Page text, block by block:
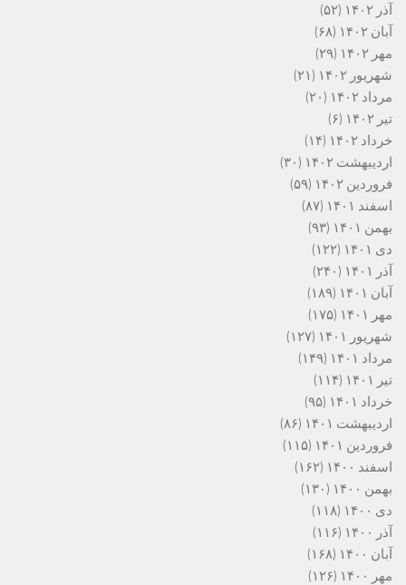
آذر ۱۴۰۲
(۵۲)
آبان ۱۴۰۲
(۶۸)
مهر ۱۴۰۲
(۲۹)
شهریور ۱۴۰۲
(۲۱)
مرداد ۱۴۰۲
(۲۰)
تیر ۱۴۰۲
(۶)
خرداد ۱۴۰۲
(۱۴)
اردیبهشت ۱۴۰۲
(۳۰)
فروردین ۱۴۰۲
(۵۹)
اسفند ۱۴۰۱
(۸۷)
بهمن ۱۴۰۱
(۹۳)
دی ۱۴۰۱
(۱۲۲)
آذر ۱۴۰۱
(۲۴۰)
آبان ۱۴۰۱
(۱۸۹)
مهر ۱۴۰۱
(۱۷۵)
شهریور ۱۴۰۱
(۱۲۷)
مرداد ۱۴۰۱
(۱۴۹)
تیر ۱۴۰۱
(۱۱۴)
خرداد ۱۴۰۱
(۹۵)
اردیبهشت ۱۴۰۱
(۸۶)
فروردین ۱۴۰۱
(۱۱۵)
اسفند ۱۴۰۰
(۱۶۲)
بهمن ۱۴۰۰
(۱۳۰)
دی ۱۴۰۰
(۱۱۸)
آذر ۱۴۰۰
(۱۱۶)
آبان ۱۴۰۰
(۱۶۸)
مهر ۱۴۰۰
(۱۲۶)